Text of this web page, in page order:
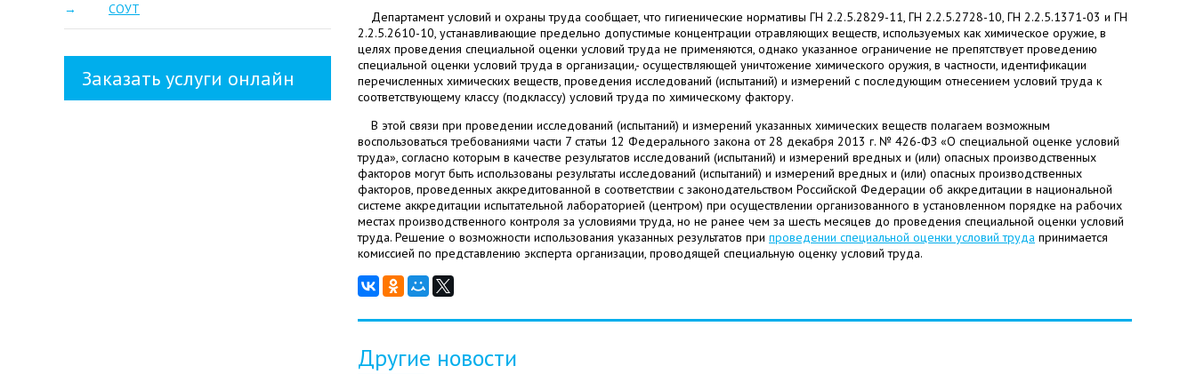
СОУТ
Заказать услуги онлайн
Департамент условий и охраны труда сообщает, что гигиенические нормативы ГН 2.2.5.2829-11, ГН 2.2.5.2728-10, ГН 2.2.5.1371-03 и ГН
2.2.5.2610-10, устанавливающие предельно допустимые концентрации отравляющих веществ, используемых как химическое оружие, в
целях проведения специальной оценки условий труда не применяются, однако указанное ограничение не препятствует проведению
специальной оценки условий труда в организации,- осуществляющей уничтожение химического оружия, в частности, идентификации
перечисленных химических веществ, проведения исследований (испытаний) и измерений с последующим отнесением условий труда к
соответствующему классу (подклассу) условий труда по химическому фактору.
В этой связи при проведении исследований (испытаний) и измерений указанных химических веществ полагаем возможным
воспользоваться требованиями части 7 статьи 12 Федерального закона от 28 декабря 2013 г. № 426-ФЗ «О специальной оценке условий
труда», согласно которым в качестве результатов исследований (испытаний) и измерений вредных и (или) опасных производственных
факторов могут быть использованы результаты исследований (испытаний) и измерений вредных и (или) опасных производственных
факторов, проведенных аккредитованной в соответствии с законодательством Российской Федерации об аккредитации в национальной
системе аккредитации испытательной лабораторией (центром) при осуществлении организованного в установленном порядке на рабочих
местах производственного контроля за условиями труда, но не ранее чем за шесть месяцев до проведения специальной оценки условий
труда. Решение о возможности использования указанных результатов при проведении специальной оценки условий труда принимается
комиссией по представлению эксперта организации, проводящей специальную оценку условий труда.
Другие новости